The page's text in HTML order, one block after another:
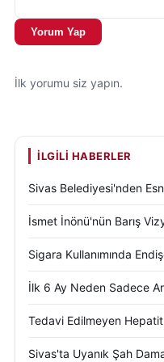
gübrelerin yağışlarla
uyguladıkları gübreden
Bitkilerde görülen
önemli
kontrolleri yaparak
gerçekleştirmesi
Ancak aşırı azot
belirten Karaköy, fazla
çiçeklenme
da sıcaklıkların
sürecini olumsuz
Yorum Yap
İlk yorumu siz yapın.
İLGILI HABERLER
Sivas Belediyesi'nden
İsmet İnönü'nün Barış
Sigara Kullanımında
İlk 6 Ay Neden Sadece
Tedavi Edilmeyen
Sivas'ta Uyanık Şah